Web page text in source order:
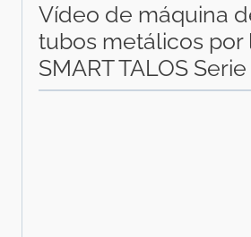
Vídeo de máquina
tubos metálicos por
SMART TALOS Serie